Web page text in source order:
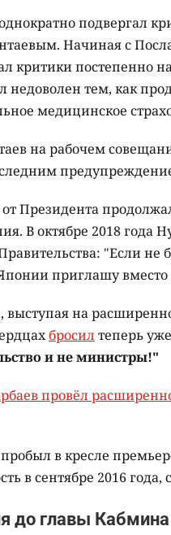
подвергал
Начиная с
критики постепенно
недоволен тем, как
медицинское
на рабочем
Президента
В октябре 2018 года
"Если не
приглашу вместо
выступая на
бросилтеперь
и не министры!"
провёл
в кресле
в сентябре 2016
до главы Кабмина